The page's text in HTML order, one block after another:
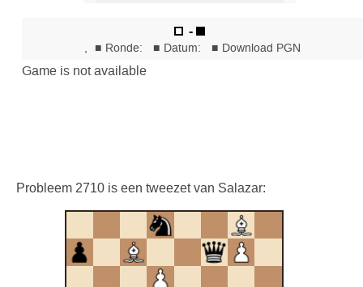
Probleem 2710 is een tweezet van Salazar: